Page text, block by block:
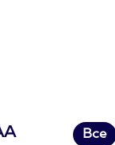
Все